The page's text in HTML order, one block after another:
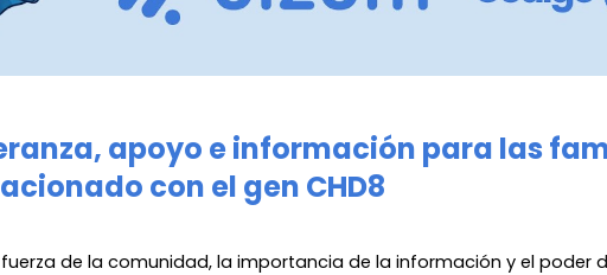
apoyo e información para las
con el gen CHD8
de la comunidad, la importancia de la información y el poder